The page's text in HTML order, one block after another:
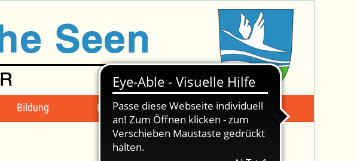
Bildung Mängelmeldung Suche -